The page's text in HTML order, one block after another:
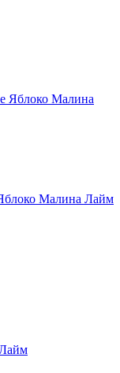
Малина Лайм